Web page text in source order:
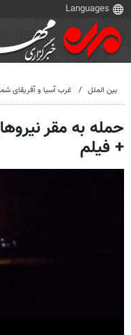
بین الملل غرب آسیا و آفریقای
حمله به مقر
+ فیلم